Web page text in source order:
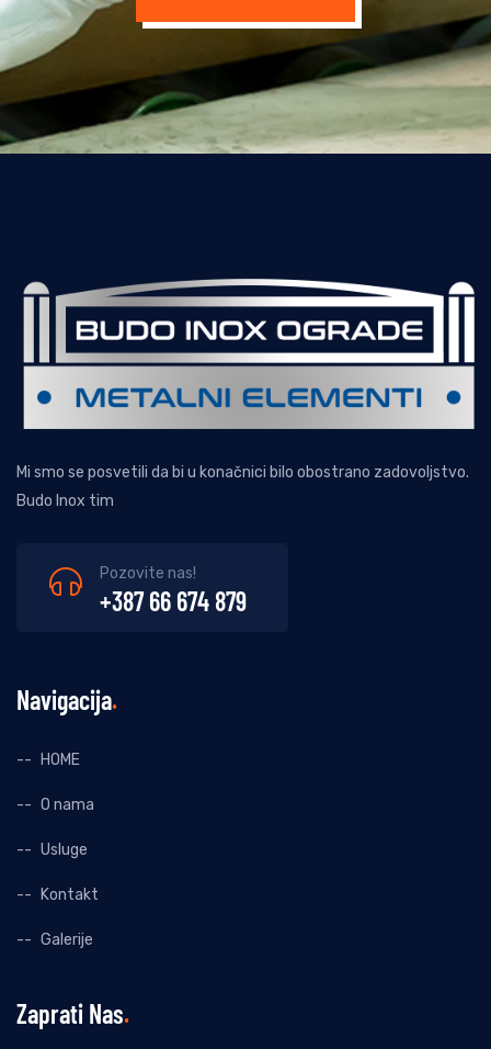
Mi smo se posvetili da bi u konačnici bilo obostrano zadovoljstvo.
Budo Inox tim
Pozovite nas!
+387 66 674 879
Navigacija
HOME
O nama
Usluge
Kontakt
Galerije
Zaprati Nas